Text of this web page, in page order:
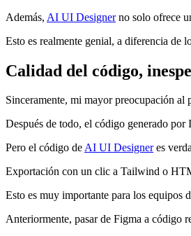
Además, AI UI Designerno solo ofrece
Esto es realmente genial, a diferencia de
Calidad del código,
Sinceramente, mi mayor preocupación
Después de todo, el código generado
Pero el código deAI UI Designeres
Exportación con un clic a Tailwind o
Esto es muy importante para los equipos
Anteriormente, pasar de Figma a código